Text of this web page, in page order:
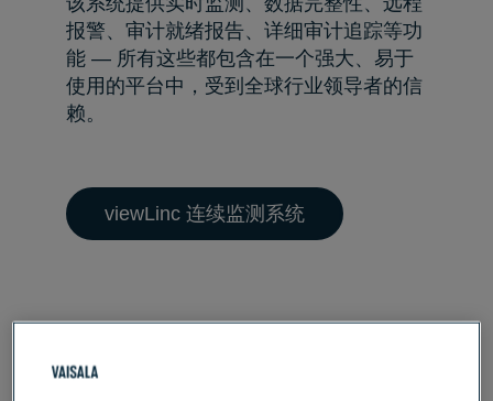
报警、审计就绪报告、详细审计追踪等功
能 — 所有这些都包含在一个强大、易于
使用的平台中，受到全球行业领导者的信
赖。
viewLinc 连续监测系统
viewLinc CMS 非常适合：